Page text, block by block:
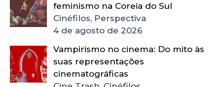
feminismo na Coreia do Sul
Cinéfilos, Perspectiva
4 de agosto de 2026
Vampirismo no cinema: Do mito às
suas representações
cinematográficas